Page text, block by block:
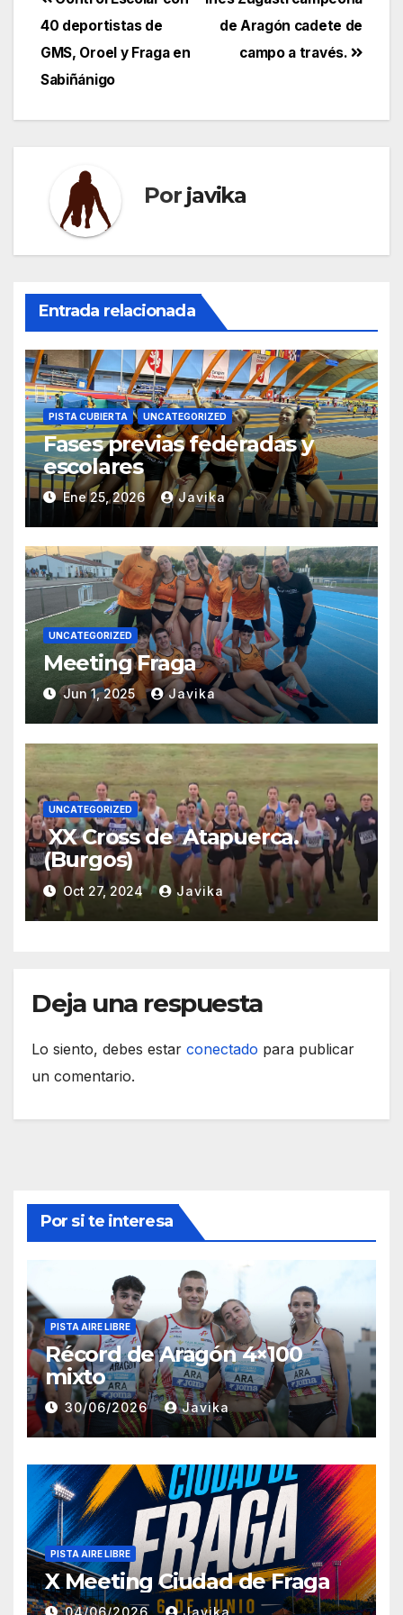
de
entradas
de Aragón cadete de
campo a través.
40 deportistas de
GMS, Oroel y Fraga en
Sabiñánigo
Por javika
Entrada relacionada
PISTA CUBIERTA UNCATEGORIZED
Fases previas federadas y
escolares
Ene 25, 2026 Javika
UNCATEGORIZED
Meeting Fraga
Jun 1, 2025 Javika
UNCATEGORIZED
XX Cross de Atapuerca.
(Burgos)
Oct 27, 2024 Javika
Deja una respuesta
Lo siento, debes estar conectado para publicar
un comentario.
Por si te interesa
PISTA AIRE LIBRE
Récord de Aragón 4×100
mixto
30/06/2026 Javika
PISTA AIRE LIBRE
X Meeting Ciudad de Fraga
04/06/2026 Javika